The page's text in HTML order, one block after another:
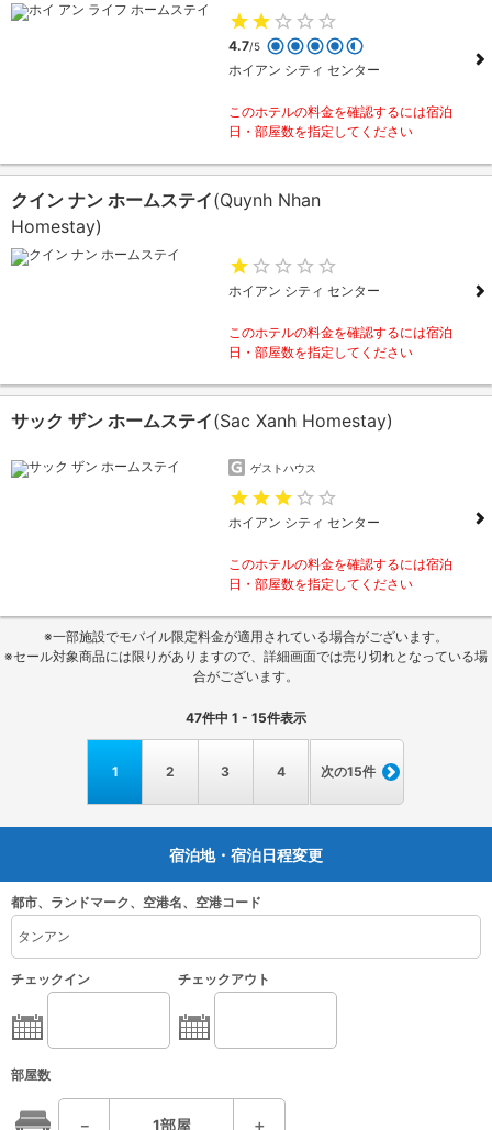
4.7/5
ホイアン シティ センター
このホテルの料金を確認するには宿泊
日・部屋数を指定してください
クイン ナン ホームステイ(Quynh Nhan
Homestay)
ホイアン シティ センター
このホテルの料金を確認するには宿泊
日・部屋数を指定してください
サック ザン ホームステイ(Sac Xanh Homestay)
ゲストハウス
ホイアン シティ センター
このホテルの料金を確認するには宿泊
日・部屋数を指定してください
※一部施設でモバイル限定料金が適用されている場合がございます。
※セール対象商品には限りがありますので、詳細画面では売り切れとなっている場
合がございます。
47件中 1 - 15件表示
1 2 3 4 次の15件
宿泊地・宿泊日程変更
都市、ランドマーク、空港名、空港コード
チェックイン チェックアウト
部屋数
－ 1部屋 ＋